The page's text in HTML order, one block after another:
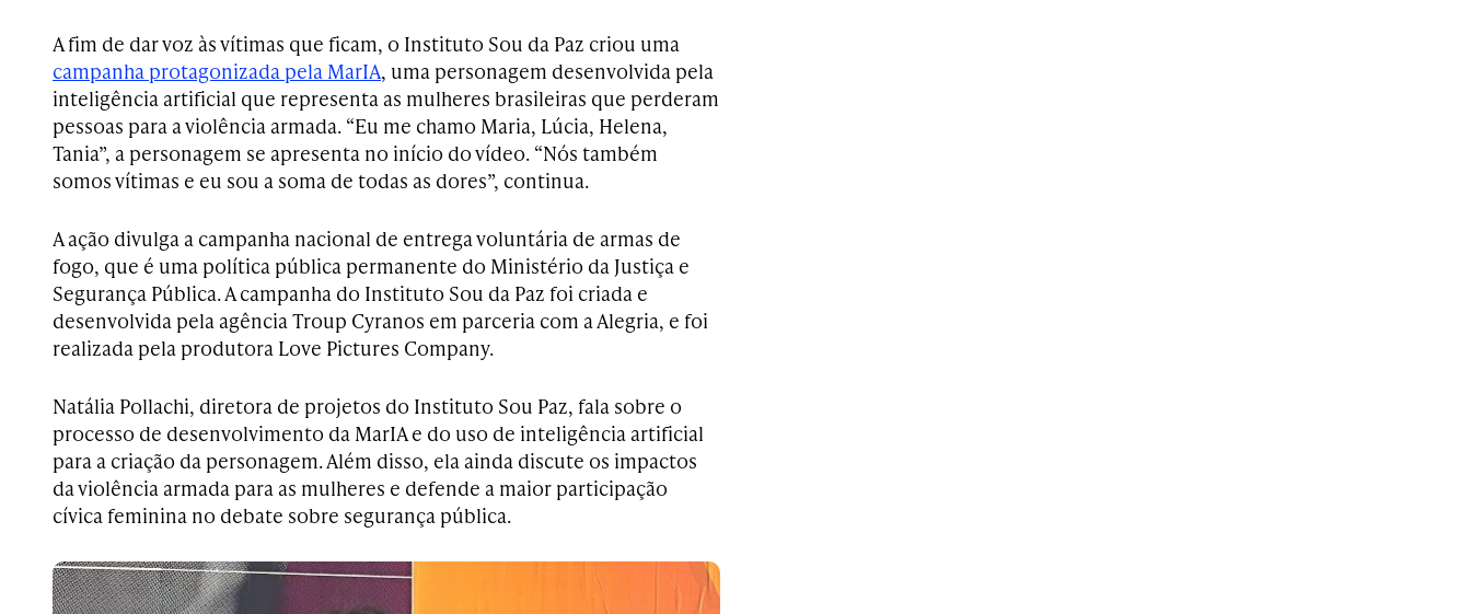
A fim de dar voz às vítimas que ficam, o Instituto Sou da Paz criou uma
campanha protagonizada pela MarIA, uma personagem desenvolvida pela
inteligência artificial que representa as mulheres brasileiras que perderam
pessoas para a violência armada. “Eu me chamo Maria, Lúcia, Helena,
Tania”, a personagem se apresenta no início do vídeo. “Nós também
somos vítimas e eu sou a soma de todas as dores”, continua.
A ação divulga a campanha nacional de entrega voluntária de armas de
fogo, que é uma política pública permanente do Ministério da Justiça e
Segurança Pública. A campanha do Instituto Sou da Paz foi criada e
desenvolvida pela agência Troup Cyranos em parceria com a Alegria, e foi
realizada pela produtora Love Pictures Company.
Natália Pollachi, diretora de projetos do Instituto Sou Paz, fala sobre o
processo de desenvolvimento da MarIA e do uso de inteligência artificial
para a criação da personagem. Além disso, ela ainda discute os impactos
da violência armada para as mulheres e defende a maior participação
cívica feminina no debate sobre segurança pública.